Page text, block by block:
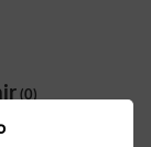
(0)